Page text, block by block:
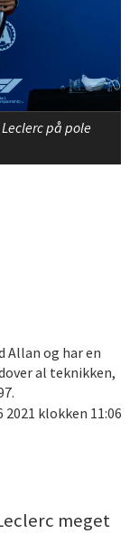
på pole
Allan og har en
al teknikken,
2021 klokken 11:06
meget